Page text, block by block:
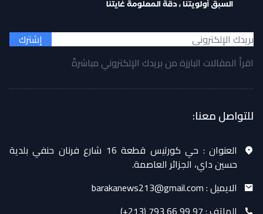
إشترك
اقرأ المقالات البارزة من بريدك الإلكتروني مباشرةً
للتواصل معنا:
العنوان :
حي كورتيس قطعة 16 شارع فرنان حنفي بلدية
حسين داي، الجزائر العاصمة.
الايميل :barakanews213@gmail.com